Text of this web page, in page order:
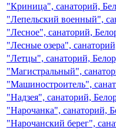
"Криница", санаторий,
"Лепельский военный",
"Лесное", санаторий,
"Лесные озера",
"Летцы", санаторий,
"Магистральный",
"Машиностроитель",
"Надзея", санаторий,
"Нарочанка", санаторий,
"Нарочанский берег",